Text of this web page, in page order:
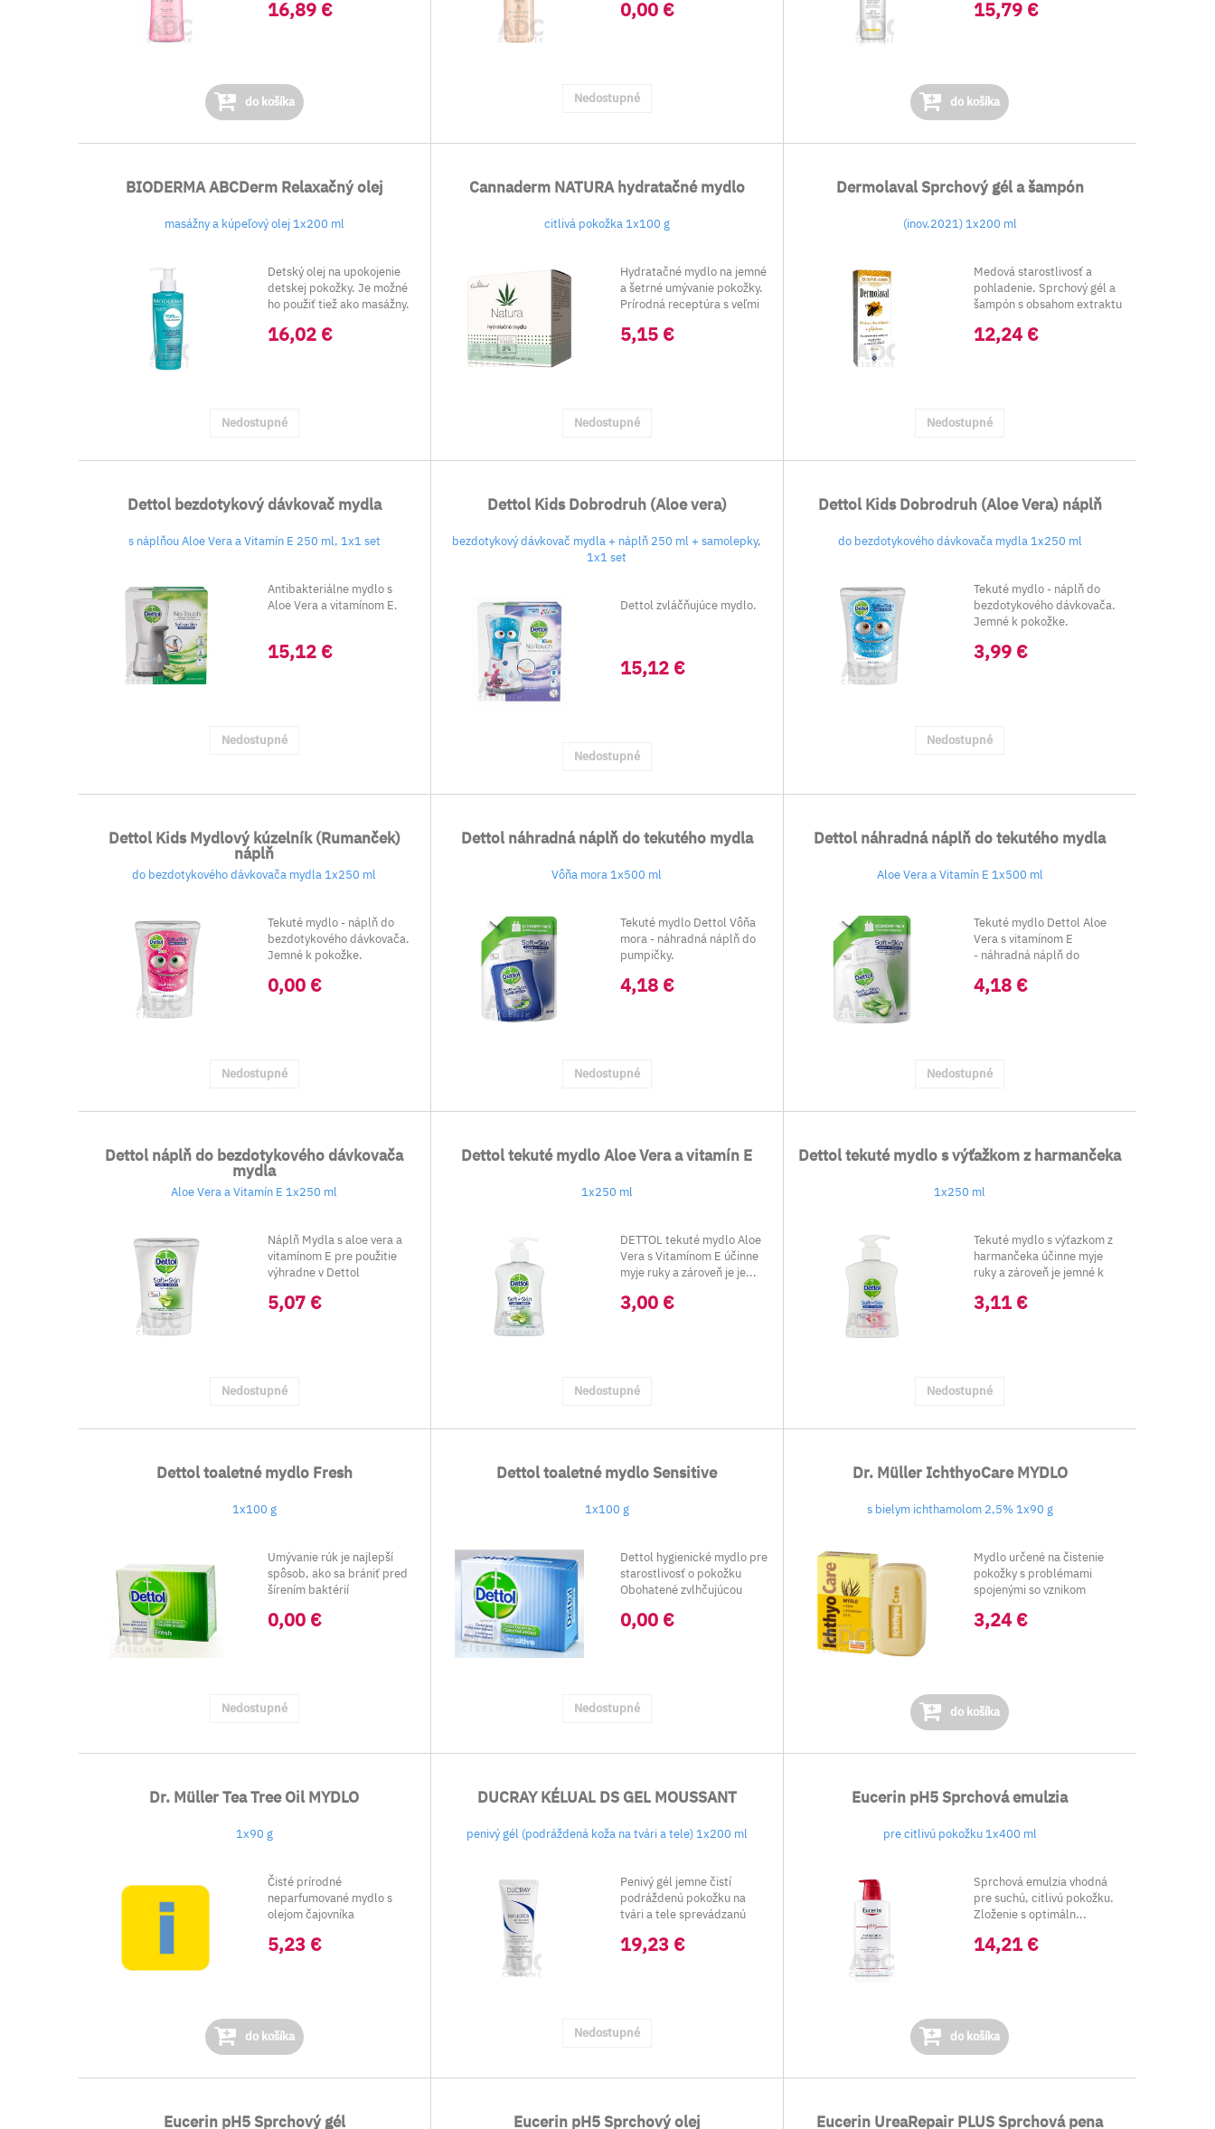
16,89 €
do košíka
0,00 €
Nedostupné
15,79 €
do košíka
BIODERMA ABCDerm Relaxačný olej
masážny a kúpeľový olej 1x200 ml
Detský olej na upokojenie
detskej pokožky. Je možné
ho použiť tiež ako masážny.
16,02 €
Nedostupné
Cannaderm NATURA hydratačné mydlo
citlivá pokožka 1x100 g
Hydratačné mydlo na jemné
a šetrné umývanie pokožky.
Prírodná receptúra s veľmi
5,15 €
Nedostupné
Dermolaval Sprchový gél a šampón
(inov.2021) 1x200 ml
Medová starostlivosť a
pohladenie. Sprchový gél a
šampón s obsahom extraktu
12,24 €
Nedostupné
Dettol bezdotykový dávkovač mydla
s náplňou Aloe Vera a Vitamín E 250 ml, 1x1 set
Antibakteriálne mydlo s
Aloe Vera a vitamínom E.
15,12 €
Nedostupné
Dettol Kids Dobrodruh (Aloe vera)
bezdotykový dávkovač mydla + náplň 250 ml + samolepky,
1x1 set
Dettol zvláčňujúce mydlo.
15,12 €
Nedostupné
Dettol Kids Dobrodruh (Aloe Vera) náplň
do bezdotykového dávkovača mydla 1x250 ml
Tekuté mydlo - náplň do
bezdotykového dávkovača.
Jemné k pokožke.
3,99 €
Nedostupné
Dettol Kids Mydlový kúzelník (Rumanček)
náplň
do bezdotykového dávkovača mydla 1x250 ml
Tekuté mydlo - náplň do
bezdotykového dávkovača.
Jemné k pokožke.
0,00 €
Nedostupné
Dettol náhradná náplň do tekutého mydla
Vôňa mora 1x500 ml
Tekuté mydlo Dettol Vôňa
mora - náhradná náplň do
pumpičky.
4,18 €
Nedostupné
Dettol náhradná náplň do tekutého mydla
Aloe Vera a Vitamín E 1x500 ml
Tekuté mydlo Dettol Aloe
Vera s vitamínom E
- náhradná náplň do
4,18 €
Nedostupné
Dettol náplň do bezdotykového dávkovača
mydla
Aloe Vera a Vitamín E 1x250 ml
Náplň Mydla s aloe vera a
vitamínom E pre použitie
výhradne v Dettol
5,07 €
Nedostupné
Dettol tekuté mydlo Aloe Vera a vitamín E
1x250 ml
DETTOL tekuté mydlo Aloe
Vera s Vitamínom E účinne
myje ruky a zároveň je je...
3,00 €
Nedostupné
Dettol tekuté mydlo s výťažkom z harmančeka
1x250 ml
Tekuté mydlo s výťazkom z
harmančeka účinne myje
ruky a zároveň je jemné k
3,11 €
Nedostupné
Dettol toaletné mydlo Fresh
1x100 g
Umývanie rúk je najlepší
spôsob, ako sa brániť pred
šírením baktérií
0,00 €
Nedostupné
Dettol toaletné mydlo Sensitive
1x100 g
Dettol hygienické mydlo pre
starostlivosť o pokožku
Obohatené zvlhčujúcou
0,00 €
Nedostupné
Dr. Müller IchthyoCare MYDLO
s bielym ichthamolom 2,5% 1x90 g
Mydlo určené na čistenie
pokožky s problémami
spojenými so vznikom
3,24 €
do košíka
Dr. Müller Tea Tree Oil MYDLO
1x90 g
Čisté prírodné
neparfumované mydlo s
olejom čajovníka
5,23 €
do košíka
DUCRAY KÉLUAL DS GEL MOUSSANT
penivý gél (podráždená koža na tvári a tele) 1x200 ml
Penivý gél jemne čistí
podráždenú pokožku na
tvári a tele sprevádzanú
19,23 €
Nedostupné
Eucerin pH5 Sprchová emulzia
pre citlivú pokožku 1x400 ml
Sprchová emulzia vhodná
pre suchú, citlivú pokožku.
Zloženie s optimáln...
14,21 €
do košíka
Eucerin pH5 Sprchový gél Eucerin pH5 Sprchový olej Eucerin UreaRepair PLUS Sprchová pena